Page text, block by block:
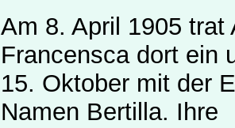
Am 8. April 1905 trat
Francensca dort ein
15. Oktober mit der
Namen Bertilla. Ihre